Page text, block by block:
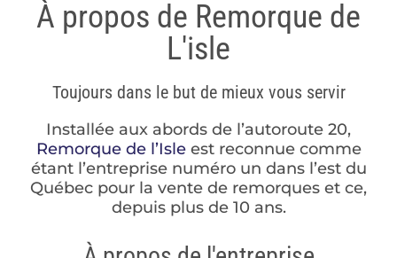
r
-
À propos de Remorque de
L'isle
Toujours dans le but de mieux vous servir
Installée aux abords de l’autoroute 20,
Remorque de l’Isleest reconnue comme
étant l’entreprise numéro un dans l’est du
Québec pour la vente de remorques et ce,
depuis plus de 10 ans.